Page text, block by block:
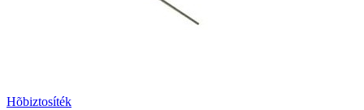
Hõbiztosíték